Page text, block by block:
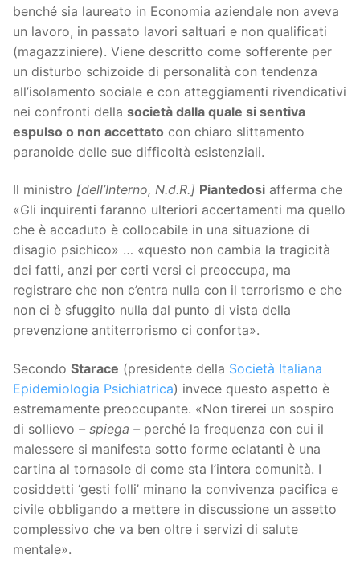
benché sia laureato in Economia aziendale non aveva
un lavoro, in passato lavori saltuari e non qualificati
(magazziniere). Viene descritto come sofferente per
un disturbo schizoide di personalità con tendenza
all’isolamento sociale e con atteggiamenti rivendicativi
nei confronti della società dalla quale si sentiva
espulso o non accettato con chiaro slittamento
paranoide delle sue difficoltà esistenziali.
Il ministro [dell’Interno, N.d.R.] Piantedosi afferma che
«Gli inquirenti faranno ulteriori accertamenti ma quello
che è accaduto è collocabile in una situazione di
disagio psichico» … «questo non cambia la tragicità
dei fatti, anzi per certi versi ci preoccupa, ma
registrare che non c’entra nulla con il terrorismo e che
non ci è sfuggito nulla dal punto di vista della
prevenzione antiterrorismo ci conforta».
Secondo Starace (presidente della Società Italiana
Epidemiologia Psichiatrica) invece questo aspetto è
estremamente preoccupante. «Non tirerei un sospiro
di sollievo – spiega – perché la frequenza con cui il
malessere si manifesta sotto forme eclatanti è una
cartina al tornasole di come sta l’intera comunità. I
cosiddetti ‘gesti folli’ minano la convivenza pacifica e
civile obbligando a mettere in discussione un assetto
complessivo che va ben oltre i servizi di salute
mentale».